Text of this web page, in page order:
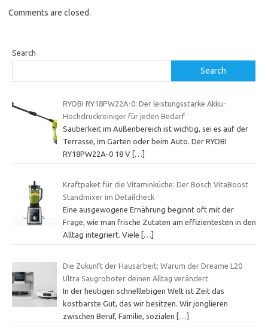
Comments are closed.
Search
Search
RYOBI RY18PW22A-0: Der leistungsstarke Akku-
Hochdruckreiniger für jeden Bedarf
Sauberkeit im Außenbereich ist wichtig, sei es auf der
Terrasse, im Garten oder beim Auto. Der RYOBI
RY18PW22A-0 18 V […]
Kraftpaket für die Vitaminküche: Der Bosch VitaBoost
Standmixer im Detailcheck
Eine ausgewogene Ernährung beginnt oft mit der
Frage, wie man frische Zutaten am effizientesten in den
Alltag integriert. Viele
[…]
Die Zukunft der Hausarbeit: Warum der Dreame L20
Ultra Saugroboter deinen Alltag verändert
In der heutigen schnelllebigen Welt ist Zeit das
kostbarste Gut, das wir besitzen. Wir jonglieren
zwischen Beruf, Familie, sozialen […]